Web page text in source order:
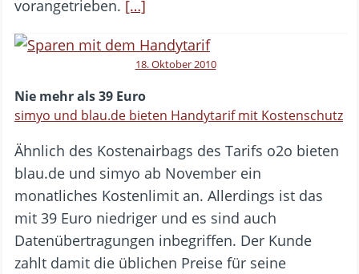
vorangetrieben. […]
18. Oktober 2010
Nie mehr als 39 Euro
simyo und blau.de bieten Handytarif mit Kostenschutz
Ähnlich des Kostenairbags des Tarifs o2o bieten
blau.de und simyo ab November ein
monatliches Kostenlimit an. Allerdings ist das
mit 39 Euro niedriger und es sind auch
Datenübertragungen inbegriffen. Der Kunde
zahlt damit die üblichen Preise für seine